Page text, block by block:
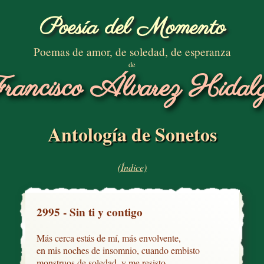
Poesía del Momento
Poemas de amor, de soledad, de esperanza
de
Álvarez
Antología de Sonetos
(Índice)
2995 - Sin ti y contigo
Más cerca estás de mí, más envolvente,
en mis noches de insomnio, cuando embisto